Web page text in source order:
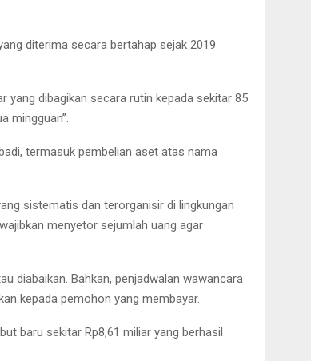
diterima secara bertahap sejak 2019
yang dibagikan secara rutin kepada sekitar 85
mingguan”.
termasuk pembelian aset atas nama
sistematis dan terorganisir di lingkungan
menyetor sejumlah uang agar
diabaikan. Bahkan, penjadwalan wawancara
kepada pemohon yang membayar.
baru sekitar Rp8,61 miliar yang berhasil